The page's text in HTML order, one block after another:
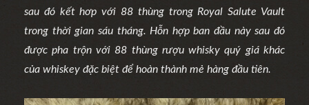
sau đó kết hơp với 88 thùng trong Royal Salute Vault
trong thời gian sáu tháng. Hỗn hợp ban đầu này sau đó
được pha trộn với 88 thùng rượu whisky quý giá khác
của whiskey đặc biệt để hoàn thành mẻ hàng đầu tiên.